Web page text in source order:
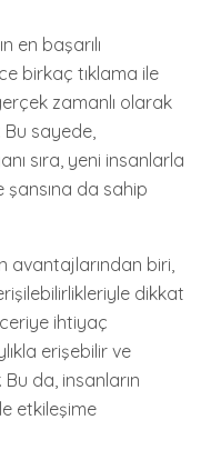
en başarılı
birkaç tıklama ile
zamanlı olarak
sayede,
sıra, yeni insanlarla
şansına da sahip
avantajlarından biri,
dikkat
ihtiyaç
erişebilir ve
da, insanların
etkileşime